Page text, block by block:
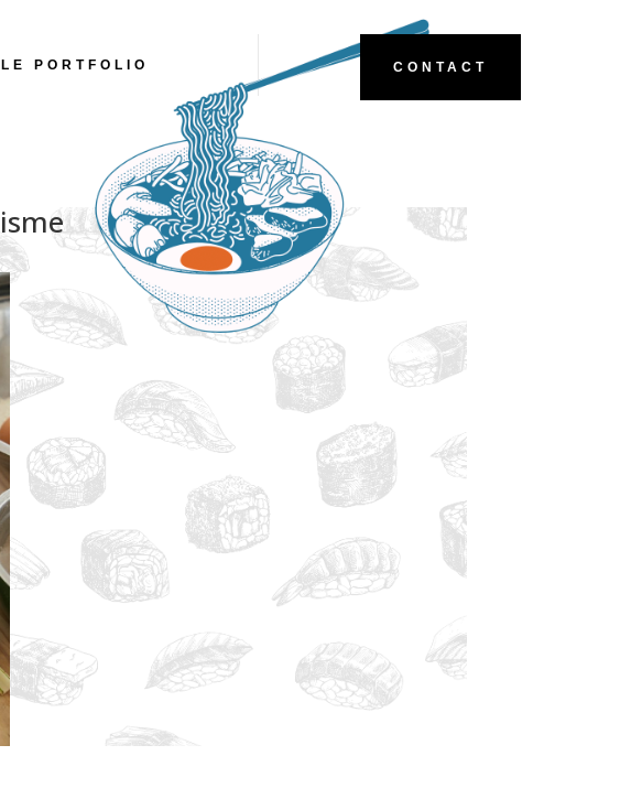
LE PORTFOLIO CONTACT